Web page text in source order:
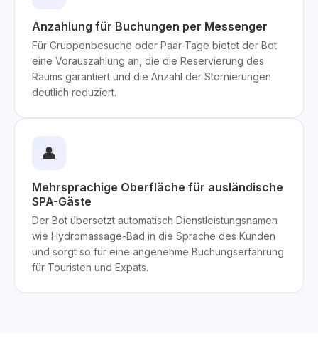
Anzahlung für Buchungen per Messenger
Für Gruppenbesuche oder Paar-Tage bietet der Bot
eine Vorauszahlung an, die die Reservierung des
Raums garantiert und die Anzahl der Stornierungen
deutlich reduziert.
👤
Mehrsprachige Oberfläche für ausländische
SPA-Gäste
Der Bot übersetzt automatisch Dienstleistungsnamen
wie Hydromassage-Bad in die Sprache des Kunden
und sorgt so für eine angenehme Buchungserfahrung
für Touristen und Expats.